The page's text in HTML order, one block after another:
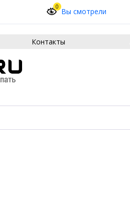
0 Вы смотрели
Контакты